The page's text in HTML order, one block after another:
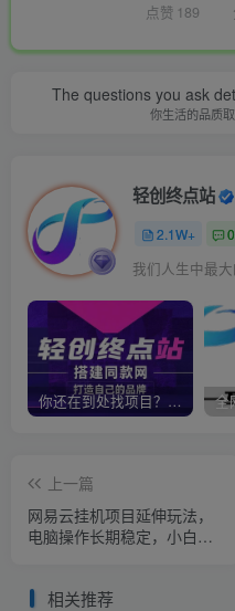
点赞 189
The questions you ask
你生活的品质
轻创终点站
2.1W+ 0
你还在到处找项目？还在当韭菜？我靠卖项目一个月收入5万+，曾经我也是个失败者。
上一篇
网易云挂机项目延伸玩法，
电脑操作长期稳定，小白易
相关推荐